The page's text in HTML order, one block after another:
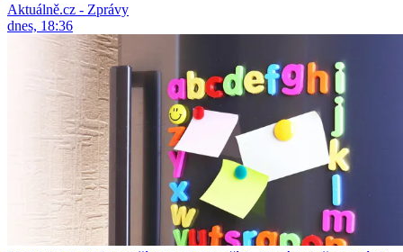
Aktuálně.cz - Zprávy
dnes, 18:36